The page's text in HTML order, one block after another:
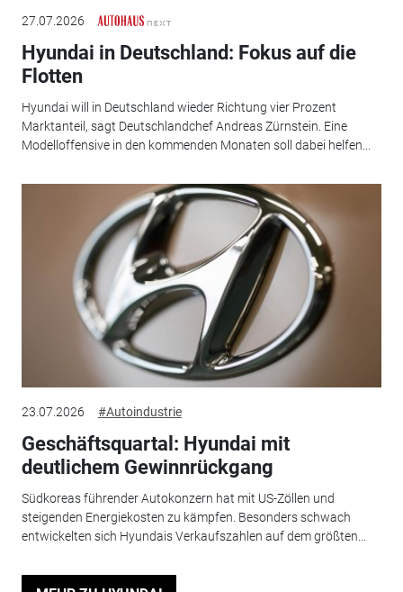
27.07.2026
Hyundai in Deutschland: Fokus auf die
Flotten
Hyundai will in Deutschland wieder Richtung vier Prozent
Marktanteil, sagt Deutschlandchef Andreas Zürnstein. Eine
Modelloffensive in den kommenden Monaten soll dabei helfen...
23.07.2026 #Autoindustrie
Geschäftsquartal: Hyundai mit
deutlichem Gewinnrückgang
Südkoreas führender Autokonzern hat mit US-Zöllen und
steigenden Energiekosten zu kämpfen. Besonders schwach
entwickelten sich Hyundais Verkaufszahlen auf dem größten...